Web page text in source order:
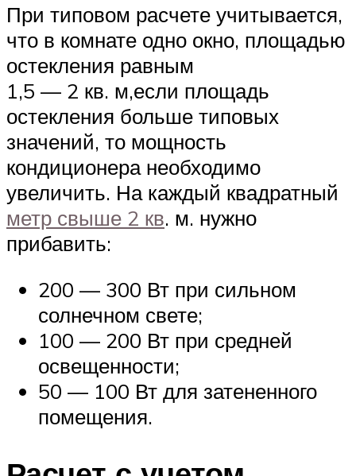
При типовом расчете учитывается,
что в комнате одно окно, площадью
остекления равным
1,5 — 2 кв. м,если площадь
остекления больше типовых
значений, то мощность
кондиционера необходимо
увеличить. На каждый квадратный
метр свыше 2 кв. м. нужно
прибавить:
200 — 300 Вт при сильном
солнечном свете;
100 — 200 Вт при средней
освещенности;
50 — 100 Вт для затененного
помещения.